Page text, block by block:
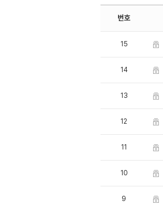
번호
15
14
13
12
11
10
9